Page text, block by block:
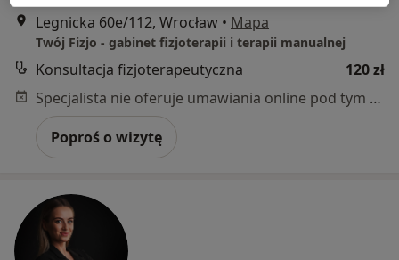
Legnicka 60e/112, Wrocław • Mapa
Twój Fizjo - gabinet fizjoterapii i terapii manualnej
Konsultacja fizjoterapeutyczna
120 zł
Specjalista nie oferuje umawiania online pod tym adresem.
Poproś o wizytę